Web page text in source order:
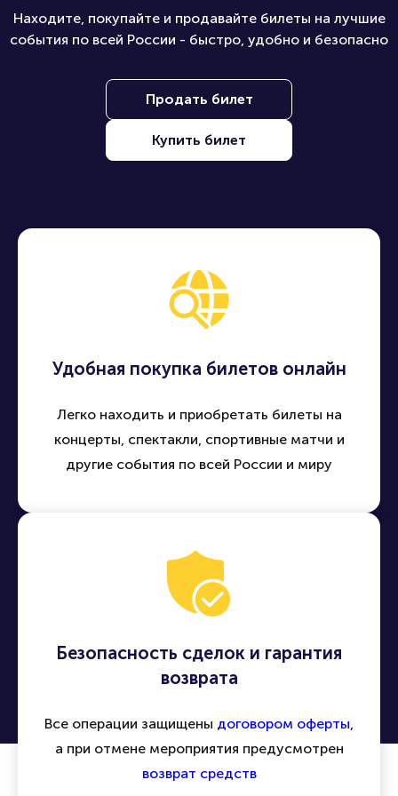
Находите, покупайте и продавайте билеты на лучшие
события по всей России - быстро, удобно и безопасно
Продать билет
Купить билет
Удобная покупка билетов онлайн
Легко находить и приобретать билеты на
концерты, спектакли, спортивные матчи и
другие события по всей России и миру
Безопасность сделок и гарантия
возврата
Все операции защищены договором оферты,
а при отмене мероприятия предусмотрен
возврат средств